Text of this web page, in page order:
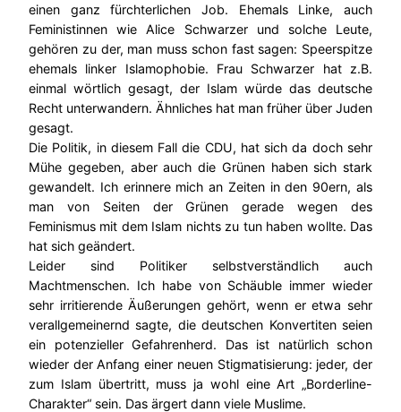
einen ganz fürchterlichen Job. Ehemals Linke, auch
Feministinnen wie Alice Schwarzer und solche Leute,
gehören zu der, man muss schon fast sagen: Speerspitze
ehemals linker Islamophobie. Frau Schwarzer hat z.B.
einmal wörtlich gesagt, der Islam würde das deutsche
Recht unterwandern. Ähnliches hat man früher über Juden
gesagt.
Die Politik, in diesem Fall die CDU, hat sich da doch sehr
Mühe gegeben, aber auch die Grünen haben sich stark
gewandelt. Ich erinnere mich an Zeiten in den 90ern, als
man von Seiten der Grünen gerade wegen des
Feminismus mit dem Islam nichts zu tun haben wollte. Das
hat sich geändert.
Leider sind Politiker selbstverständlich auch
Machtmenschen. Ich habe von Schäuble immer wieder
sehr irritierende Äußerungen gehört, wenn er etwa sehr
verallgemeinernd sagte, die deutschen Konvertiten seien
ein potenzieller Gefahrenherd. Das ist natürlich schon
wieder der Anfang einer neuen Stigmatisierung: jeder, der
zum Islam übertritt, muss ja wohl eine Art „Borderline-
Charakter“ sein. Das ärgert dann viele Muslime.